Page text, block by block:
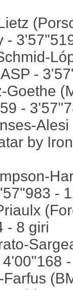
-
-
Goethe
-
by
-
- 8 giri